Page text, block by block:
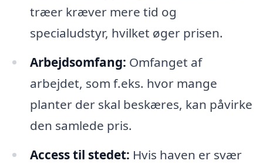
træer kræver mere tid og
specialudstyr, hvilket øger prisen.
Arbejdsomfang: Omfanget af
arbejdet, som f.eks. hvor mange
planter der skal beskæres, kan påvirke
den samlede pris.
Access til stedet: Hvis haven er svær